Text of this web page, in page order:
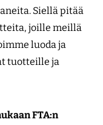
Siellä pitää
joille meillä
luoda ja
tuotteille ja
FTA:n